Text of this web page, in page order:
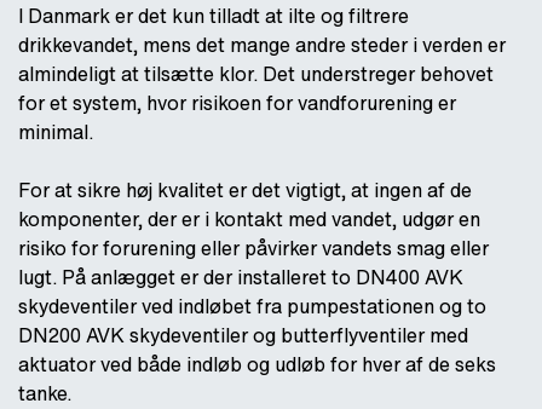
I Danmark er det kun tilladt at ilte og filtrere
drikkevandet, mens det mange andre steder i verden er
almindeligt at tilsætte klor. Det understreger behovet
for et system, hvor risikoen for vandforurening er
minimal.
For at sikre høj kvalitet er det vigtigt, at ingen af de
komponenter, der er i kontakt med vandet, udgør en
risiko for forurening eller påvirker vandets smag eller
lugt. På anlægget er der installeret to DN400 AVK
skydeventiler ved indløbet fra pumpestationen og to
DN200 AVK skydeventiler og butterflyventiler med
aktuator ved både indløb og udløb for hver af de seks
tanke.